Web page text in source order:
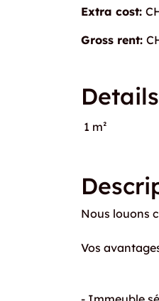
Extra cost:
Gross rent:
Details
1 m²
Nous louons
Vos